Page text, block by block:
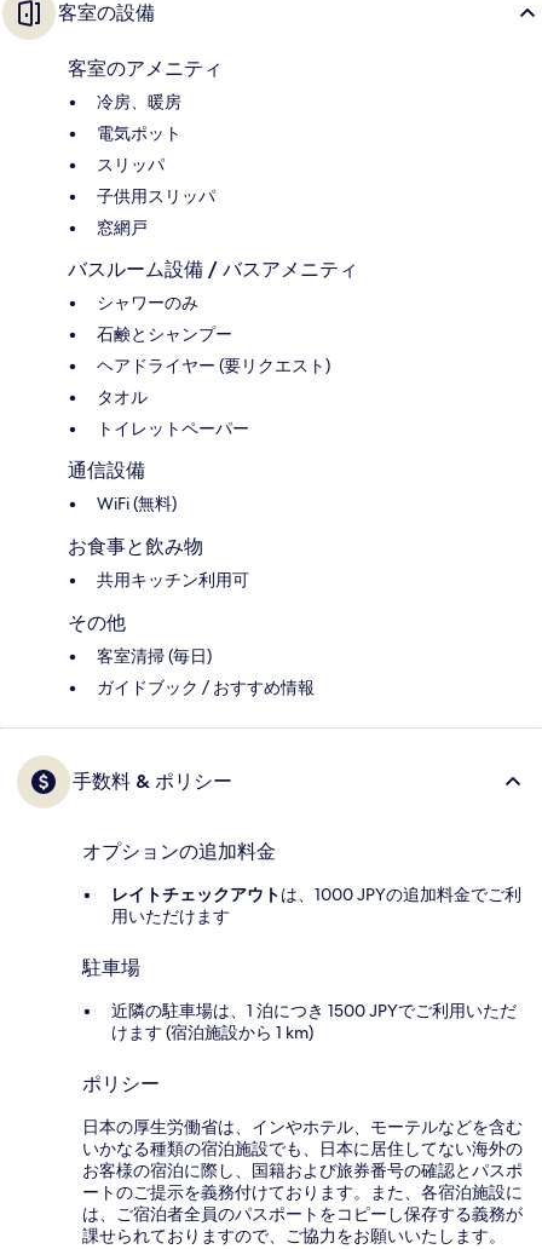
客室の設備
客室のアメニティ
冷房、暖房
電気ポット
スリッパ
子供用スリッパ
窓網戸
バスルーム設備 / バスアメニティ
シャワーのみ
石鹸とシャンプー
ヘアドライヤー (要リクエスト)
タオル
トイレットペーパー
通信設備
WiFi (無料)
お食事と飲み物
共用キッチン利用可
その他
客室清掃 (毎日)
ガイドブック / おすすめ情報
手数料 & ポリシー
オプションの追加料金
レイトチェックアウトは、1000 JPYの追加料金でご利
用いただけます
駐車場
近隣の駐車場は、1 泊につき 1500 JPYでご利用いただ
けます (宿泊施設から 1 km)
ポリシー
日本の厚生労働省は、インやホテル、モーテルなどを含む
いかなる種類の宿泊施設でも、日本に​居住してない海外の
お客様の宿泊に際し、国籍および旅券番号の確認とパスポ
ートのご提示を義務付け​ております。また、各宿泊施設に
は、ご宿泊者全員のパスポートをコピーし保存する義務が
課せられておりますの​で、ご協力をお願いいたします。